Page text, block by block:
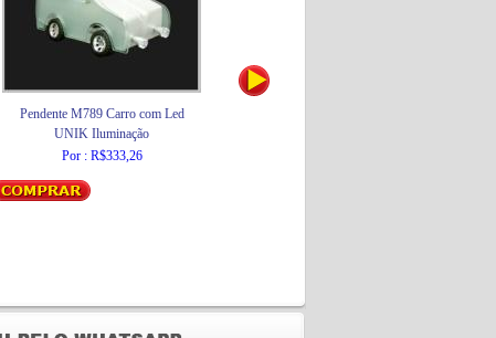
Pendente M789 Carro com Led
UNIK Iluminação
Por : R$333,26